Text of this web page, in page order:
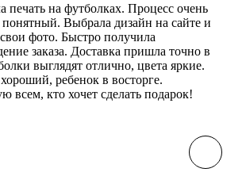
печать на футболках. Процесс очень
Выбрала дизайн на сайте и
свои фото. Быстро получила
заказа. Доставка пришла точно в
выглядят отлично, цвета яркие.
ребенок в восторге.
всем, кто хочет сделать подарок!